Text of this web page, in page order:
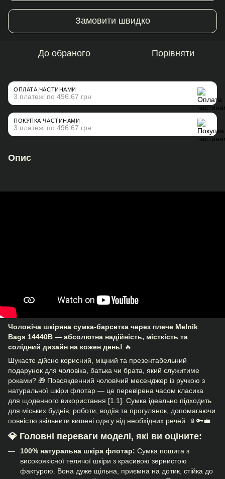
Замовити швидко
До обраного Порівняти
ОПЛАТА ЧАСТИНАМИ
3 платежі по 496.67 грн
ПОКУПКА ЧАСТИНАМИ
3 платежі по 496.67 грн
Опис
Чоловіча шкіряна сумка-барсетка через плече Melnik
Bags 14440B — абсолютна надійність, місткість та
солідний дизайн на кожен день! 🔥
Шукаєте дійсно корисний, міцний та презентабельний
подарунок для чоловіка, батька чи брата, який служитиме
роками? 🎁 Повсякденний чоловічий месенджер із ручкою з
натуральної шкіри флотар — це перевірена часом класика
для щоденного використання [1.1]. Сумка ідеально підходить
для міських буднів, роботи, водіїв та прогулянок, допомагаючи
повністю звільнити кишені одягу від необхідних речей. 📱🔑💼
💎 Головні переваги моделі, які ви оціните:
100% натуральна шкіра флотар: Сумка пошита з
високоякісної телячої шкіри з красивою зернистою
фактурою. Вона дуже щільна, приємна на дотик, стійка до